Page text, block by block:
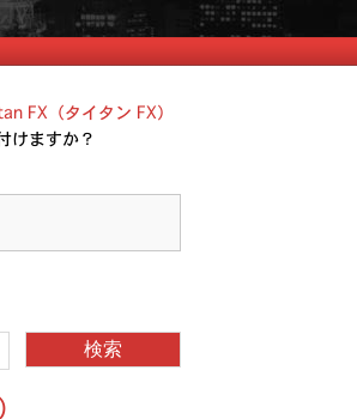
FX（タイタン FX）
けますか？